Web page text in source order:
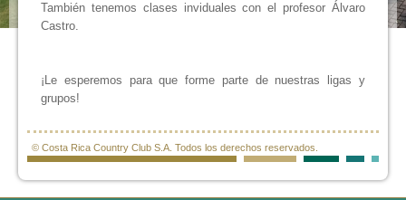
También tenemos clases inviduales con el profesor Álvaro
Castro.
¡Le esperemos para que forme parte de nuestras ligas y
grupos!
© Costa Rica Country Club S.A. Todos los derechos reservados.